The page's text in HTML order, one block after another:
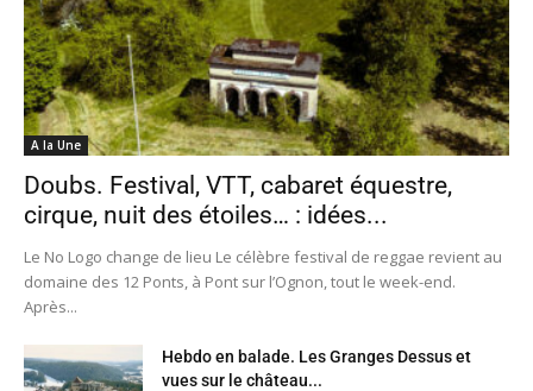
A la Une
Doubs. Festival, VTT, cabaret équestre,
cirque, nuit des étoiles… : idées...
Le No Logo change de lieu Le célèbre festival de reggae revient au
domaine des 12 Ponts, à Pont sur l’Ognon, tout le week-end.
Après...
Hebdo en balade. Les Granges Dessus et
vues sur le château...